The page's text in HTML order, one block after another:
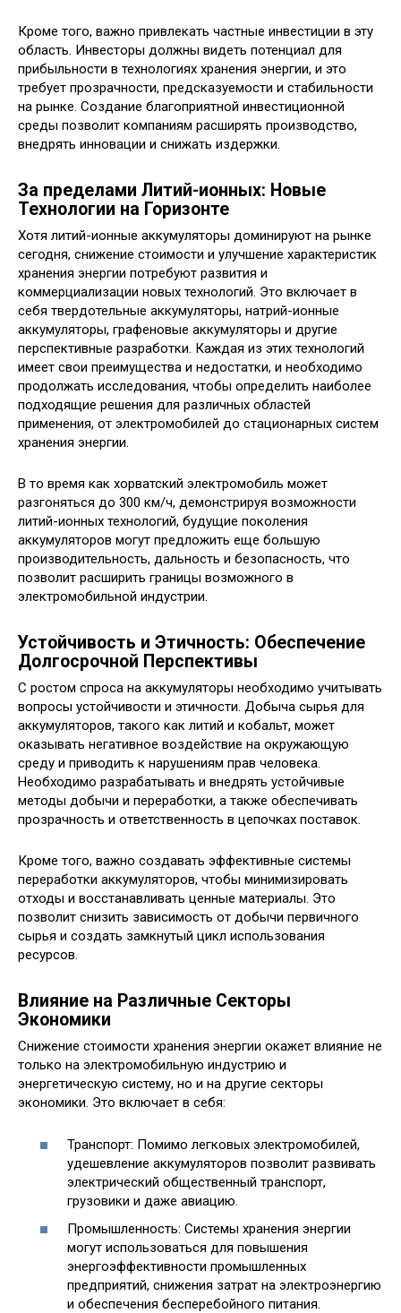
Кроме того, важно привлекать частные инвестиции в эту
область. Инвесторы должны видеть потенциал для
прибыльности в технологиях хранения энергии, и это
требует прозрачности, предсказуемости и стабильности
на рынке. Создание благоприятной инвестиционной
среды позволит компаниям расширять производство,
внедрять инновации и снижать издержки.
За пределами Литий-ионных: Новые
Технологии на Горизонте
Хотя литий-ионные аккумуляторы доминируют на рынке
сегодня, снижение стоимости и улучшение характеристик
хранения энергии потребуют развития и
коммерциализации новых технологий. Это включает в
себя твердотельные аккумуляторы, натрий-ионные
аккумуляторы, графеновые аккумуляторы и другие
перспективные разработки. Каждая из этих технологий
имеет свои преимущества и недостатки, и необходимо
продолжать исследования, чтобы определить наиболее
подходящие решения для различных областей
применения, от электромобилей до стационарных систем
хранения энергии.
В то время как хорватский электромобиль может
разгоняться до 300 км/ч, демонстрируя возможности
литий-ионных технологий, будущие поколения
аккумуляторов могут предложить еще большую
производительность, дальность и безопасность, что
позволит расширить границы возможного в
электромобильной индустрии.
Устойчивость и Этичность: Обеспечение
Долгосрочной Перспективы
С ростом спроса на аккумуляторы необходимо учитывать
вопросы устойчивости и этичности. Добыча сырья для
аккумуляторов, такого как литий и кобальт, может
оказывать негативное воздействие на окружающую
среду и приводить к нарушениям прав человека.
Необходимо разрабатывать и внедрять устойчивые
методы добычи и переработки, а также обеспечивать
прозрачность и ответственность в цепочках поставок.
Кроме того, важно создавать эффективные системы
переработки аккумуляторов, чтобы минимизировать
отходы и восстанавливать ценные материалы. Это
позволит снизить зависимость от добычи первичного
сырья и создать замкнутый цикл использования
ресурсов.
Влияние на Различные Секторы
Экономики
Снижение стоимости хранения энергии окажет влияние не
только на электромобильную индустрию и
энергетическую систему, но и на другие секторы
экономики. Это включает в себя:
Транспорт: Помимо легковых электромобилей,
удешевление аккумуляторов позволит развивать
электрический общественный транспорт,
грузовики и даже авиацию.
Промышленность: Системы хранения энергии
могут использоваться для повышения
энергоэффективности промышленных
предприятий, снижения затрат на электроэнергию
и обеспечения бесперебойного питания.